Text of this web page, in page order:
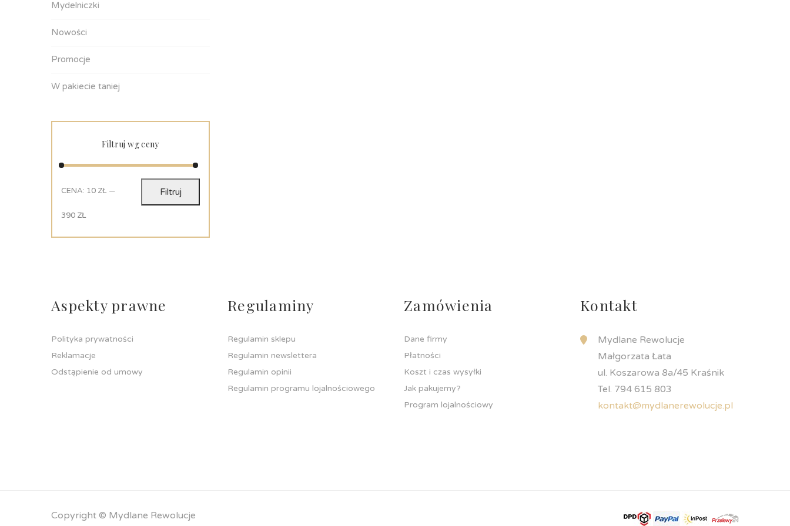
Mydelniczki
Nowości
Promocje
W pakiecie taniej
Filtruj wg ceny
Filtruj
CENA: 10 ZŁ —
390 ZŁ
Aspekty prawne
Polityka prywatności
Reklamacje
Odstąpienie od umowy
Regulaminy
Regulamin sklepu
Regulamin newslettera
Regulamin opinii
Regulamin programu lojalnościowego
Zamówienia
Dane firmy
Płatności
Koszt i czas wysyłki
Jak pakujemy?
Program lojalnościowy
Kontakt
Mydlane Rewolucje
Małgorzata Łata
ul. Koszarowa 8a/45 Kraśnik
Tel. 794 615 803
kontakt@mydlanerewolucje.pl
Copyright © Mydlane Rewolucje